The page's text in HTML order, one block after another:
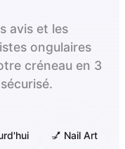
avis et les
ongulaires
créneau en 3
💅 Nail Art